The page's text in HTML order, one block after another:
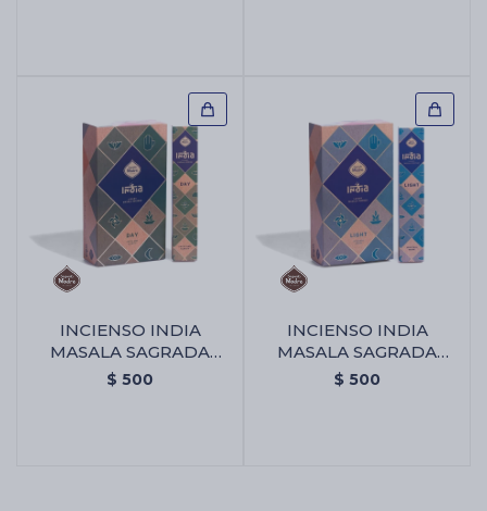
INCIENSO INDIA
MASALA SAGRADA
MADRE X12 - Dia
$ 500
INCIENSO INDIA
MASALA SAGRADA
MADRE X12 - Luz
$ 500